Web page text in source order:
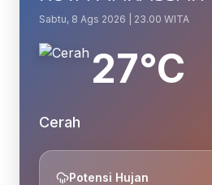
Sabtu, 8 Ags 2026 | 23.00 WITA
27°C
Cerah
Potensi Hujan